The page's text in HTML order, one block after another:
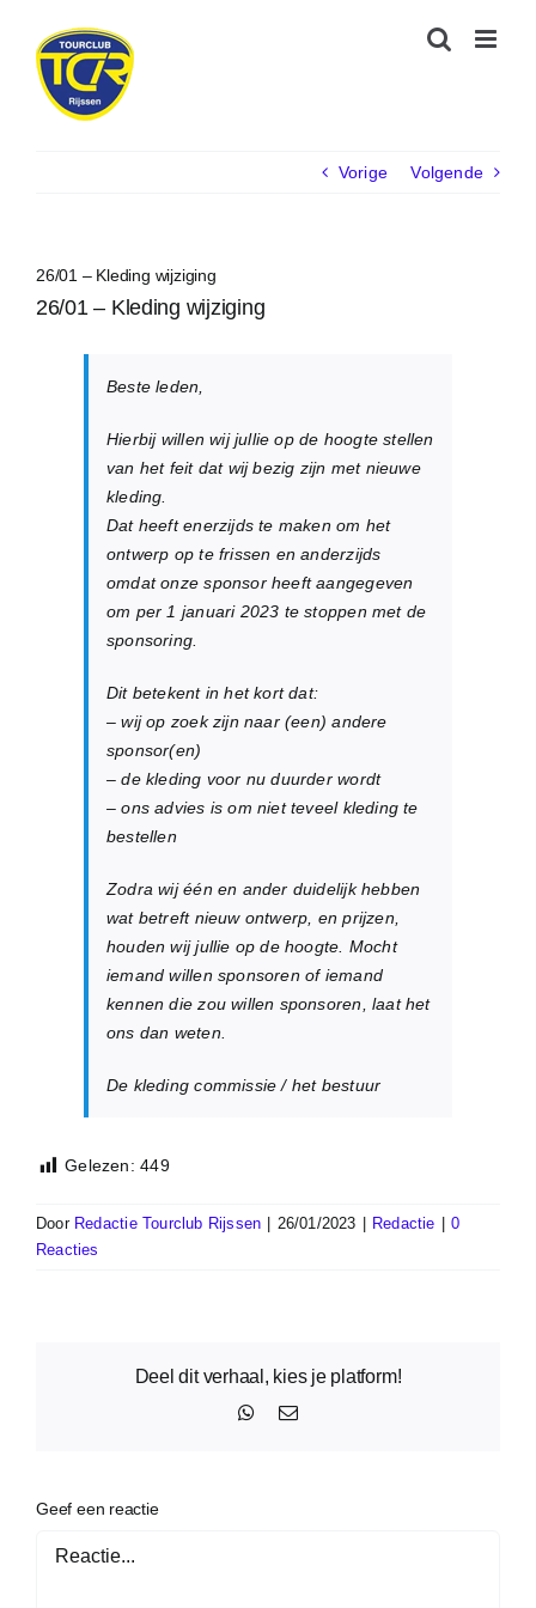
inhoud
Vorige Volgende
26/01 – Kleding wijziging
26/01 – Kleding wijziging
Beste leden,
Hierbij willen wij jullie op de hoogte stellen
van het feit dat wij bezig zijn met nieuwe
kleding.
Dat heeft enerzijds te maken om het
ontwerp op te frissen en anderzijds
omdat onze sponsor heeft aangegeven
om per 1 januari 2023 te stoppen met de
sponsoring.
Dit betekent in het kort dat:
– wij op zoek zijn naar (een) andere
sponsor(en)
– de kleding voor nu duurder wordt
– ons advies is om niet teveel kleding te
bestellen
Zodra wij één en ander duidelijk hebben
wat betreft nieuw ontwerp, en prijzen,
houden wij jullie op de hoogte. Mocht
iemand willen sponsoren of iemand
kennen die zou willen sponsoren, laat het
ons dan weten.
De kleding commissie / het bestuur
Gelezen: 449
Door Redactie Tourclub Rijssen 26/01/2023 Redactie
0
Reacties
Deel dit verhaal, kies je platform!
WhatsApp
E-
Geef een reactie